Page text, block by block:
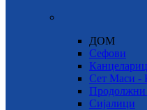
ДОМ
Сефови
Сет Маси -
Продолжни
Сијалици